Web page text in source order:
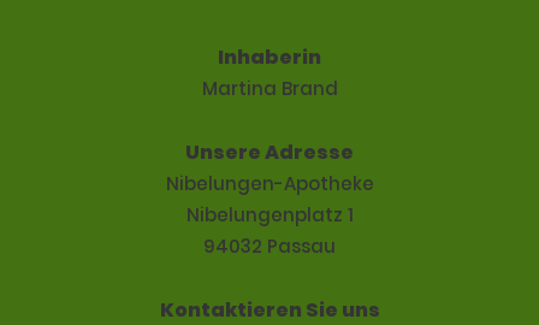
Inhaberin
Martina Brand
Unsere Adresse
Nibelungen-Apotheke
Nibelungenplatz 1
94032 Passau
Kontaktieren Sie uns